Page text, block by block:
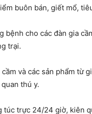
buôn bán, giết mổ,
cho các đàn gia
trại.
và các sản phẩm từ
thú y.
túc trực 24/24 giờ, kiên